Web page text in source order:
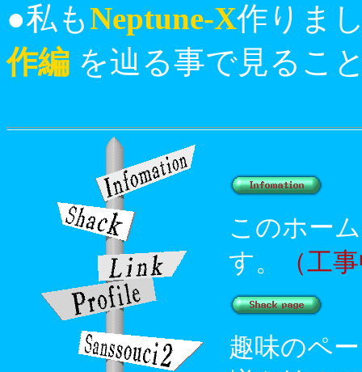
●私もNeptune-X作りま
作編 を辿る事で見るこ
このホー
す。
（工
趣味のペ